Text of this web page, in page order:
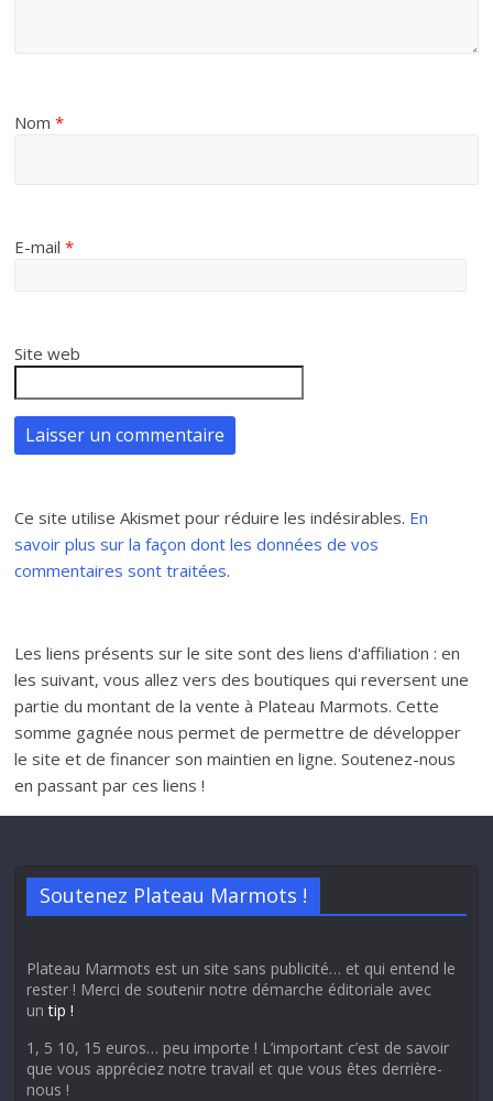
Nom*
E-mail*
Site web
Ce site utilise Akismet pour réduire les indésirables. En
savoir plus sur la façon dont les données de vos
commentaires sont traitées.
Les liens présents sur le site sont des liens d'affiliation : en
les suivant, vous allez vers des boutiques qui reversent une
partie du montant de la vente à Plateau Marmots. Cette
somme gagnée nous permet de permettre de développer
le site et de financer son maintien en ligne. Soutenez-nous
en passant par ces liens !
Soutenez Plateau Marmots !
Plateau Marmots est un site sans publicité… et qui entend le
rester ! Merci de soutenir notre démarche éditoriale avec
untip !
1, 5 10, 15 euros… peu importe ! L’important c’est de savoir
que vous appréciez notre travail et que vous êtes derrière-
nous !